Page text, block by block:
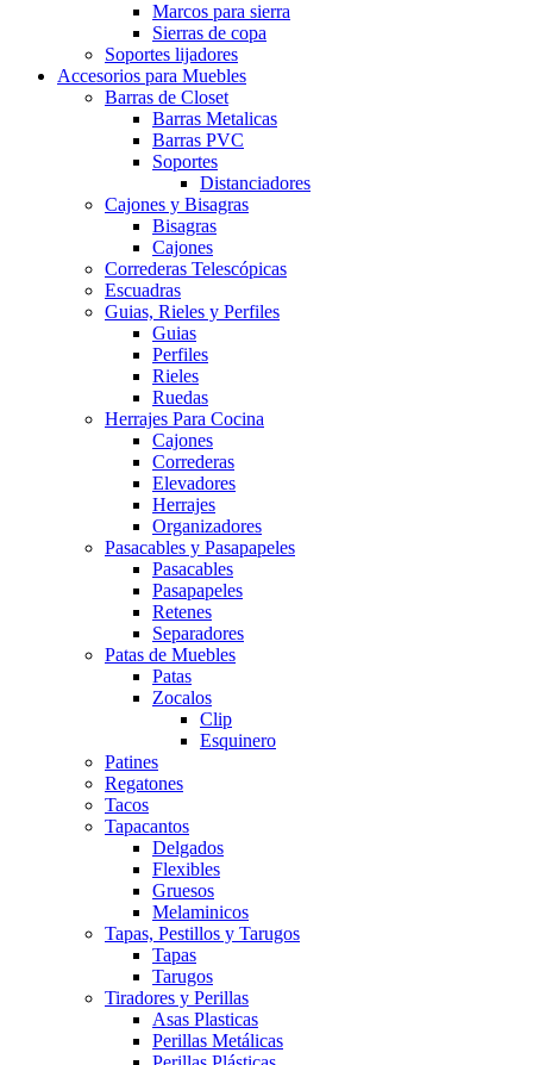
Marcos para sierra
Sierras de copa
Soportes lijadores
Accesorios para Muebles
Barras de Closet
Barras Metalicas
Barras PVC
Soportes
Distanciadores
Cajones y Bisagras
Bisagras
Cajones
Correderas Telescópicas
Escuadras
Guias, Rieles y Perfiles
Guias
Perfiles
Rieles
Ruedas
Herrajes Para Cocina
Cajones
Correderas
Elevadores
Herrajes
Organizadores
Pasacables y Pasapapeles
Pasacables
Pasapapeles
Retenes
Separadores
Patas de Muebles
Patas
Zocalos
Clip
Esquinero
Patines
Regatones
Tacos
Tapacantos
Delgados
Flexibles
Gruesos
Melaminicos
Tapas, Pestillos y Tarugos
Tapas
Tarugos
Tiradores y Perillas
Asas Plasticas
Perillas Metálicas